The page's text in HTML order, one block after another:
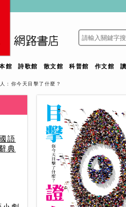
館 詩歌館 散文館 科普館 作文館
：你今天目擊了什麼？
語
典